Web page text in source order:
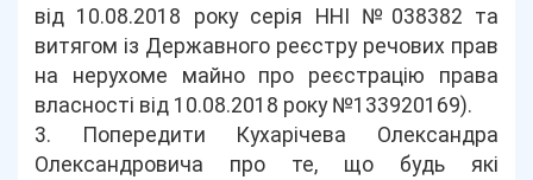
від 10.08.2018 року серія ННІ №038382 та
витягом із Державного реєстру речових прав
на нерухоме майно про реєстрацію права
власності від 10.08.2018 року №133920169).
3. Попередити Кухарічева Олександра
Олександровича про те, що будь які